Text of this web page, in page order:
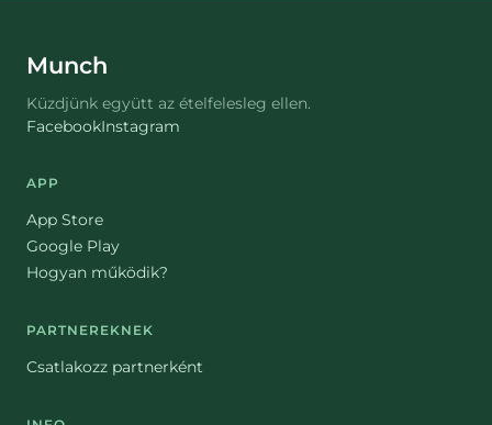
Munch
Küzdjünk együtt az ételfelesleg ellen.
FacebookInstagram
APP
App Store
Google Play
Hogyan működik?
PARTNEREKNEK
Csatlakozz partnerként